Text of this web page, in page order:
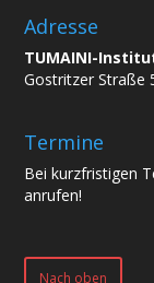
Adresse
TUMAINI-
Gostritzer Straße
Termine
Bei kurzfristigen
anrufen!
Nach oben